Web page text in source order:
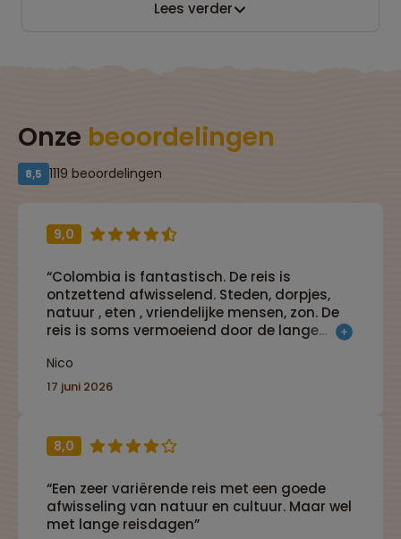
Lees verder
Onze beoordelingen
8,5 1119 beoordelingen
9,0
“Colombia is fantastisch. De reis is
ontzettend afwisselend. Steden, dorpjes,
natuur , eten , vriendelijke mensen, zon. De
reis is soms vermoeiend door de lange
gestopt in de prachtigste plaatsjes voor
koffie en toilet. Sommige hotels zijn basic
Nico
17 juni 2026
8,0
“Een zeer variërende reis met een goede
afwisseling van natuur en cultuur. Maar wel
met lange reisdagen”